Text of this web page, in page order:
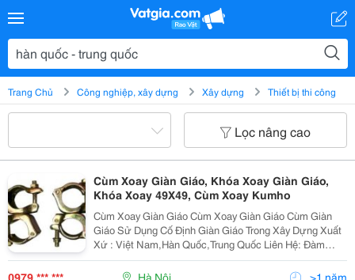
Trang Chủ Công nghiệp, xây dựng Xây dựng Thiết bị thi công
Lọc nâng cao
Cùm Xoay Giàn Giáo, Khóa Xoay Giàn Giáo,
Khóa Xoay 49X49, Cùm Xoay Kumho
Cùm Xoay Giàn Giáo Cùm Xoay Giàn Giáo Cùm Giàn
Giáo Sử Dụng Cố Định Giàn Giáo Trong Xây Dựng Xuất
Xứ : Việt Nam,Hàn Quốc,Trung Quốc Liên Hệ: Đàm
Tuyên - 0979308945
0979 *** *** Hà Nội >1 năm